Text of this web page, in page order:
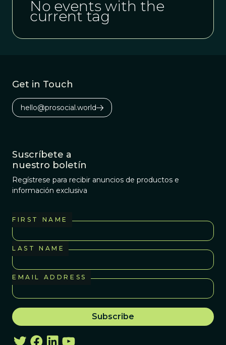
No events with the
current tag
Get in Touch
hello@prosocial.world
Suscríbete a
nuestro boletín
Regístrese para recibir anuncios de productos e
información exclusiva
FIRST NAME
LAST NAME
EMAIL ADDRESS